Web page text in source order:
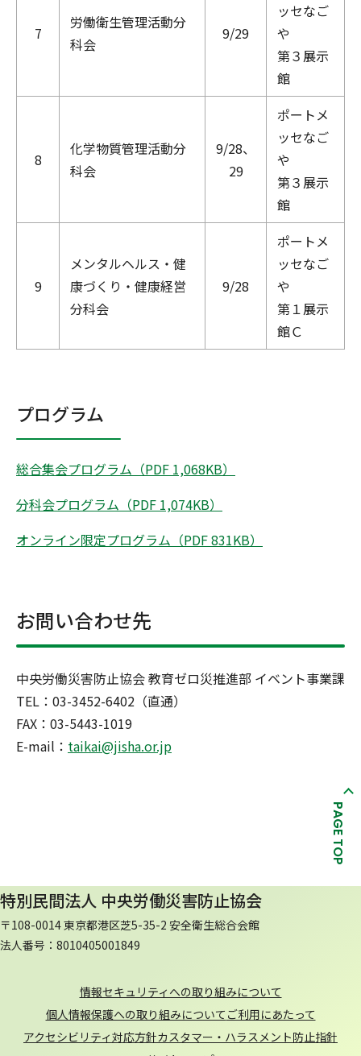
7
労働衛生管理活動分
科会
9/29
ッセなご
や
第３展示
館
8
化学物質管理活動分
科会
9/28、
29
ポートメ
ッセなご
や
第３展示
館
9
メンタルヘルス・健
康づくり・健康経営
分科会
9/28
ポートメ
ッセなご
や
第１展示
館Ｃ
プログラム
総合集会プログラム（PDF 1,068KB）
分科会プログラム（PDF 1,074KB）
オンライン限定プログラム（PDF 831KB）
お問い合わせ先
中央労働災害防止協会 教育ゼロ災推進部 イベント事業課
TEL：03-3452-6402（直通）
FAX：03-5443-1019
E-mail： taikai@jisha.or.jp
PAGE TOP
特別民間法人 中央労働災害防止協会
〒108-0014 東京都港区芝5-35-2 安全衛生総合会館
法人番号：8010405001849
情報セキュリティへの取り組みについて
個人情報保護への取り組みについて ご利用にあたって
アクセシビリティ対応方針カスタマー・ハラスメント防止指針